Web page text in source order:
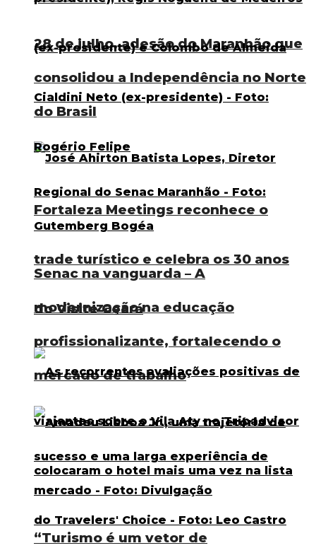
28 de julho, adesão do Maranhão que
consolidou a Independência no Norte
do Brasil
Senac na vanguarda – A
modernização na educação
profissionalizante, fortalecendo o
mercado de trabalho
“Turismo é um vetor de
Fortaleza Meetings reconhece o
trade turístico e celebra os 30 anos
do Visite Ceará